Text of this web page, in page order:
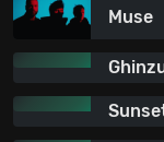
Muse